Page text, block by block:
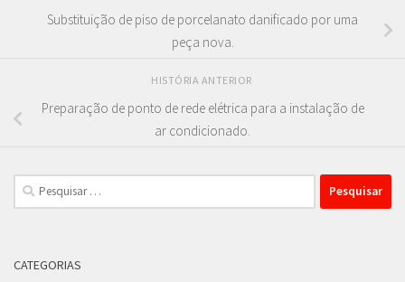
Substituição de piso de porcelanato danificado por uma
peça nova.
HISTÓRIA ANTERIOR
Preparação de ponto de rede elétrica para a instalação de
ar condicionado.
Pesquisar
por:
CATEGORIAS